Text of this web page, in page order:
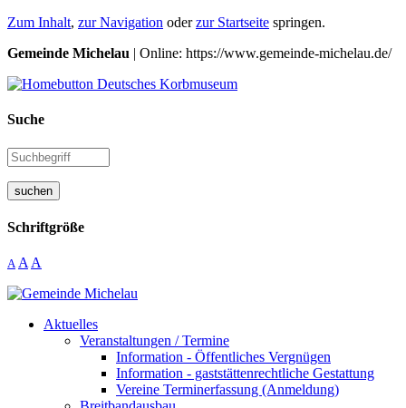
Zum Inhalt, zur Navigation oderzur Startseite springen.
Gemeinde Michelau | Online: https://www.gemeinde-michelau.de/
Suche
suchen
Schriftgröße
A A A
Aktuelles
Veranstaltungen / Termine
Information - Öffentliches Vergnügen
Information - gaststättenrechtliche Gestattung
Vereine Terminerfassung (Anmeldung)